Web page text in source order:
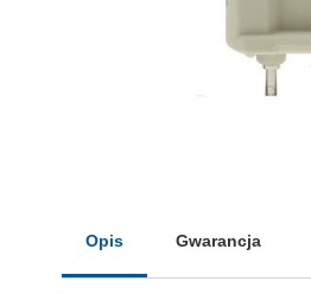
Opis Gwarancja